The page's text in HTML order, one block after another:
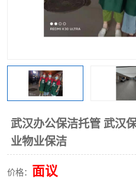
武汉办公保洁托管 武汉
业物业保洁
价格： 面议